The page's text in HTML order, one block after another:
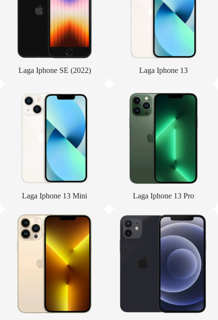
Laga Iphone SE (2022) Laga Iphone 13
Laga Iphone 13 Mini Laga Iphone 13 Pro